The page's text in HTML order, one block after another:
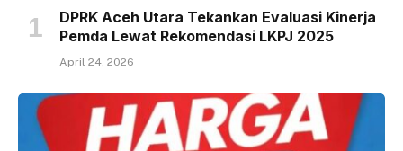
DPRK Aceh Utara Tekankan Evaluasi Kinerja
Pemda Lewat Rekomendasi LKPJ 2025
April 24, 2026